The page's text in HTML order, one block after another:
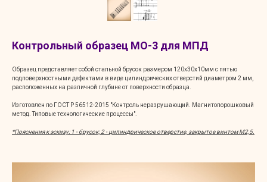
Контрольный образец МО-3 для МПД
Образец представляет собой стальной брусок размером 120х30х10мм с пятью
подповерхностными дефектами в виде цилиндрических отверстий диаметром 2 мм,
расположенных на различной глубине от поверхности образца.
Изготовлен по ГОСТ Р 56512-2015 "Контроль неразрушающий. Магнитопорошковый
метод. Типовые технологические процессы".
*Пояснения к эскизу: 1 - брусок; 2 - цилиндрическое отверстие, закрытое винтом М2,5.